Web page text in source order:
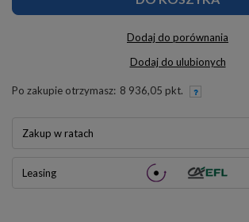
Dodaj do porównania
Dodaj do ulubionych
Po zakupie otrzymasz: 8 936,05 pkt.
Zakup w ratach
Leasing